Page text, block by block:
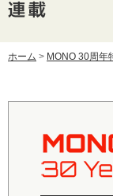
ホーム > MONO 30周年